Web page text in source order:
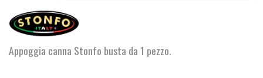
F
quantità
Appoggia canna Stonfo busta da 1 pezzo.